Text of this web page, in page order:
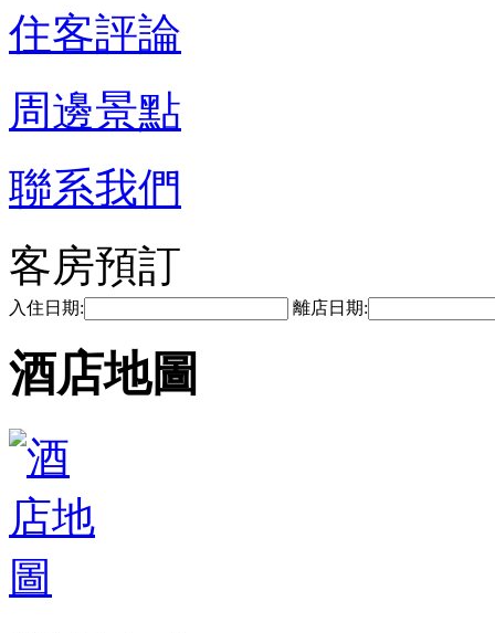
住客評論
周邊景點
聯系我們
客房預訂
入住日期: 離店日期:
酒店地圖